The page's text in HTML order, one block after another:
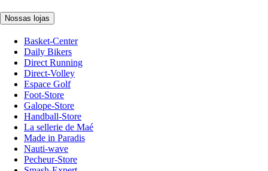
Nossas lojas
Basket-Center
Daily Bikers
Direct Running
Direct-Volley
Espace Golf
Foot-Store
Galope-Store
Handball-Store
La sellerie de Maé
Made in Paradis
Nauti-wave
Pecheur-Store